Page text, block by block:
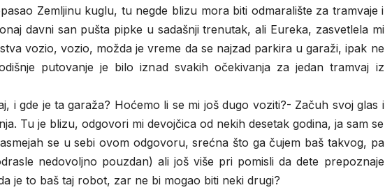
Zemljinu kuglu, tu negde blizu mora biti odmaralište za tramvaje i
davni san pušta pipke u sadašnji trenutak, ali Eureka, zasvetlela mi
vozio, vozio, možda je vreme da se najzad parkira u garaži, ipak ne
putovanje je bilo iznad svakih očekivanja za jedan tramvaj iz
i gde je ta garaža? Hoćemo li se mi još dugo voziti?- Začuh svoj glas i
Tu je blizu, odgovori mi devojčica od nekih desetak godina, ja sam se
se u sebi ovom odgovoru, srećna što ga čujem baš takvog, pa
nedovoljno pouzdan) ali još više pri pomisli da dete prepoznaje
je to baš taj robot, zar ne bi mogao biti neki drugi?